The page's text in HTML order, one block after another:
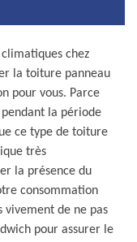
climatiques chez
la toiture panneau
pour vous. Parce
la période
ce type de toiture
très
la présence du
consommation
vivement de ne pas
pour assurer le